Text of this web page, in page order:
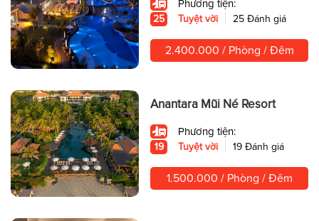
Phương tiện:
25 Tuyệt vời 25 Đánh giá
2.400.000 / Phòng / Đêm
Anantara Mũi Né Resort
Phương tiện:
19 Tuyệt vời 19 Đánh giá
1.500.000 / Phòng / Đêm